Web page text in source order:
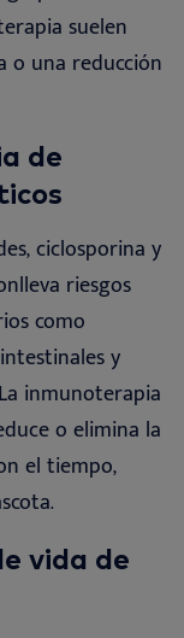
suelen
o una reducción
de
ciclosporina y
riesgos
como
y
inmunoterapia
o elimina la
el tiempo,
vida de